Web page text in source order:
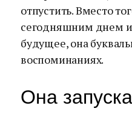
отпустить. Вместо
сегодняшним днем и
будущее, она
воспоминаниях.
Она